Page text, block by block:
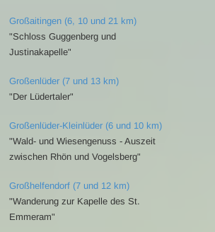
Großaitingen (6, 10 und 21 km)
"Schloss Guggenberg und
Justinakapelle"
Großenlüder (7 und 13 km)
"Der Lüdertaler"
Großenlüder-Kleinlüder (6 und 10 km)
"Wald- und Wiesengenuss - Auszeit
zwischen Rhön und Vogelsberg"
Großhelfendorf (7 und 12 km)
"Wanderung zur Kapelle des St.
Emmeram"